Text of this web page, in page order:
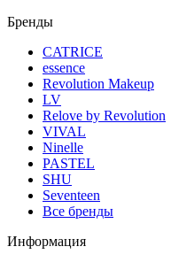
Бренды
CATRICE
essence
Revolution Makeup
LV
Relove by Revolution
VIVAL
Ninelle
PASTEL
SHU
Seventeen
Все бренды
Информация